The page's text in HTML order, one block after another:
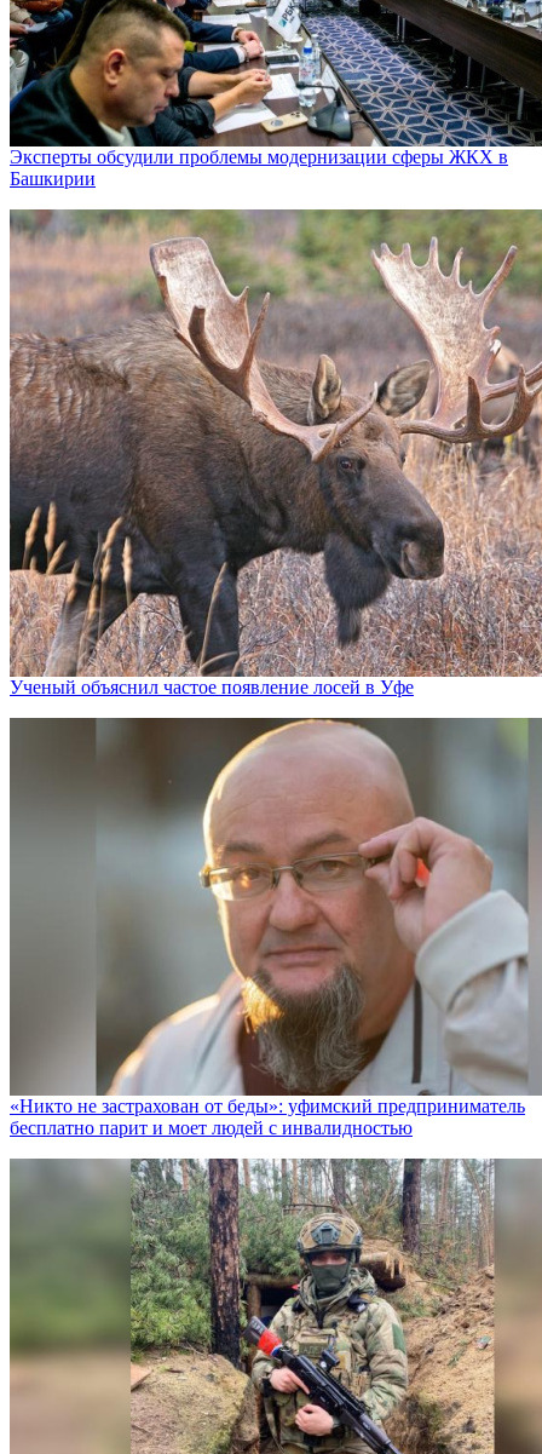
Эксперты обсудили проблемы модернизации сферы ЖКХ в
Башкирии
Ученый объяснил частое появление лосей в Уфе
«Никто не заcтрахован от беды»: уфимский предприниматель
бесплатно парит и моет людей с инвалидностью